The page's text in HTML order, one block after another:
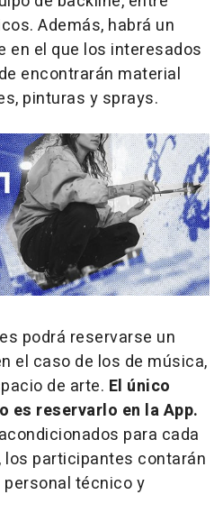
Además, habrá un
en el que los interesados
encontrarán material
pinturas y sprays.
podrá reservarse un
el caso de los de música,
de arte. El único
es reservarlo en la App.
para cada
participantes contarán
técnico y